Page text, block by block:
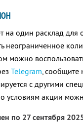
на один расклад для
неограниченное
можно
Telegram, сообщите
с другими
акции
по 27 сентября